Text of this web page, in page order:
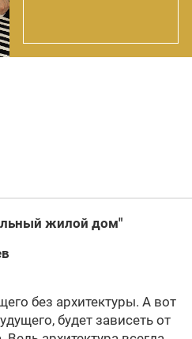
жилой дом"
без архитектуры. А вот
будет зависеть от